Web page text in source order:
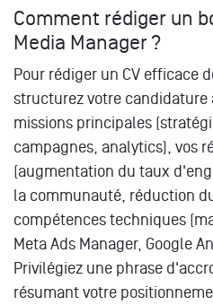
Comment rédiger un
Media Manager ?
Pour rédiger un CV efficace
structurez votre candidature
missions principales
campagnes, analytics), vos
(augmentation du taux
la communauté, réduction
compétences techniques
Meta Ads Manager, Google
Privilégiez une phrase
résumant votre